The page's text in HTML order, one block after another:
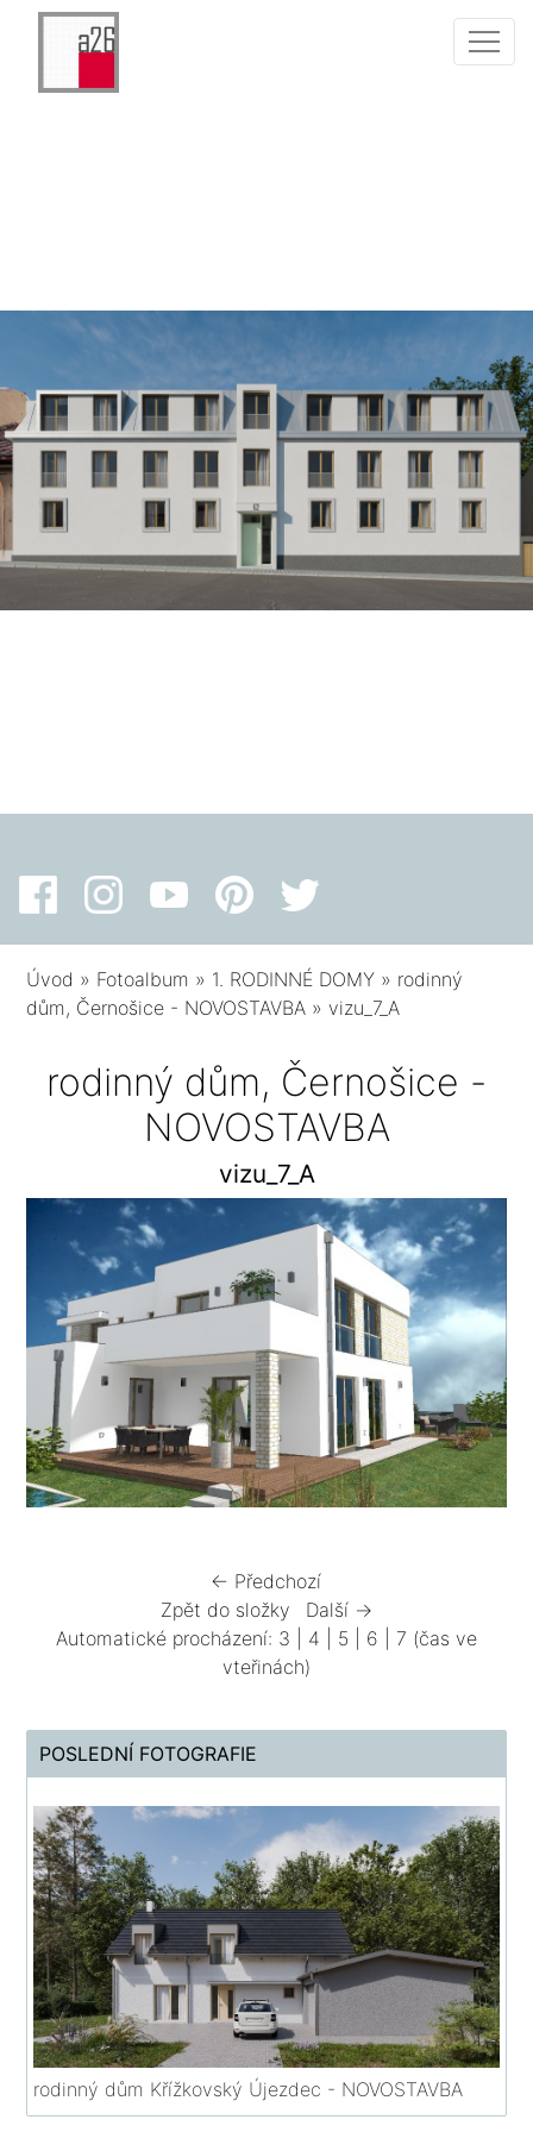
Úvod » Fotoalbum » 1. RODINNÉ DOMY » rodinný
dům, Černošice - NOVOSTAVBA »vizu_7_A
rodinný dům, Černošice -
NOVOSTAVBA
vizu_7_A
← Předchozí
Zpět do složky
Další →
Automatické procházení: 3 4 5 6 7 (čas ve
vteřinách)
POSLEDNÍ FOTOGRAFIE
rodinný dům Křížkovský Újezdec - NOVOSTAVBA